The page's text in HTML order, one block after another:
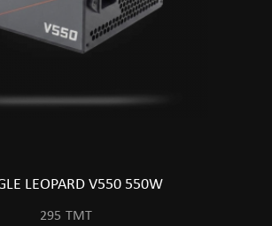
LEOPARD V550 550W
295 TMT